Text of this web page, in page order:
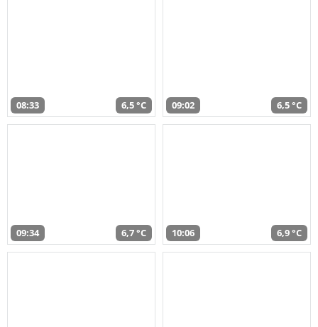
08:33 6,5 °C 09:02 6,5 °C
09:34 6,7 °C 10:06 6,9 °C